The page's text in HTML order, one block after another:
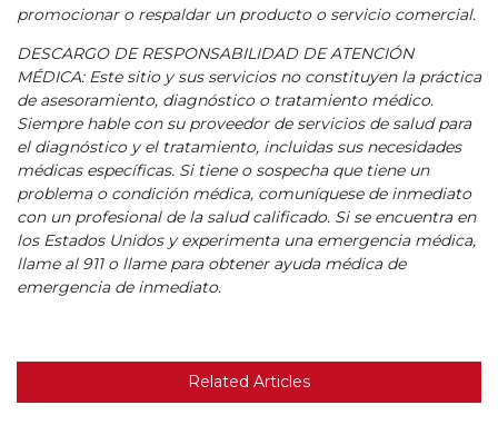
promocionar o respaldar un producto o servicio comercial.
DESCARGO DE RESPONSABILIDAD DE ATENCIÓN
MÉDICA: Este sitio y sus servicios no constituyen la práctica
de asesoramiento, diagnóstico o tratamiento médico.
Siempre hable con su proveedor de servicios de salud para
el diagnóstico y el tratamiento, incluidas sus necesidades
médicas específicas. Si tiene o sospecha que tiene un
problema o condición médica, comuníquese de inmediato
con un profesional de la salud calificado. Si se encuentra en
los Estados Unidos y experimenta una emergencia médica,
llame al 911 o llame para obtener ayuda médica de
emergencia de inmediato.
Related Articles